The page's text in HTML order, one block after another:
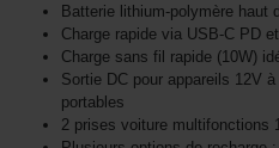
Batterie lithium-polymère haut
Charge rapide via USB-C PD
Charge sans fil rapide (10W)
Sortie DC pour appareils 12V
portables
2 prises voiture multifonctions